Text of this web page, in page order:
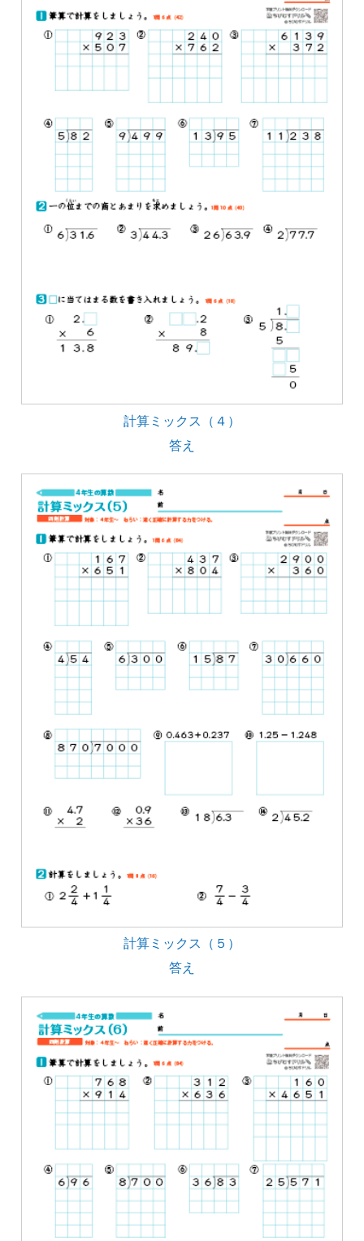
計算ミックス（４）
答え
計算ミックス（５）
答え